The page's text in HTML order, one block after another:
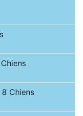
Chiens